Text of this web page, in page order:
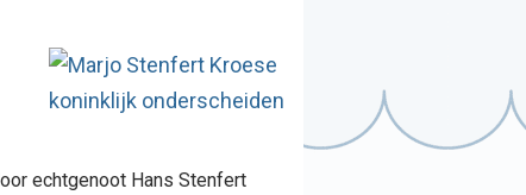
echtgenoot Hans Stenfert